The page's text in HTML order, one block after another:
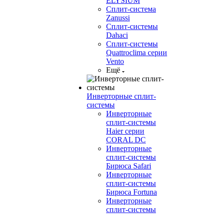
Сплит-система
Zanussi
Сплит-системы
Dahaci
Сплит-системы
Quattroclima серии
Vento
Ещё
Инверторные сплит-
системы
Инверторные
сплит-системы
Haier серии
CORAL DC
Инверторные
сплит-системы
Бирюса Safari
Инверторные
сплит-системы
Бирюса Fortuna
Инверторные
сплит-системы